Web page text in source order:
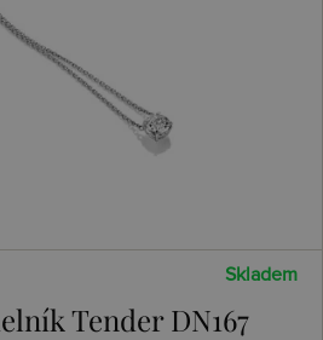
Skladem
Tender DN167